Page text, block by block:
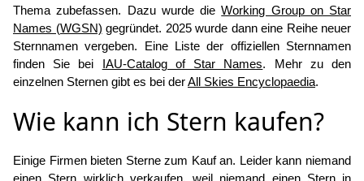
Thema zubefassen. Dazu wurde dieWorking Group on Star
Names (WGSN) gegründet. 2025 wurde dann eine Reihe neuer
Sternnamen vergeben. Eine Liste der offiziellen Sternnamen
finden Sie bei IAU-Catalog of Star Names. Mehr zu den
einzelnen Sternen gibt es bei derAll Skies Encyclopaedia.
Wie kann ich Stern kaufen?
Einige Firmen bieten Sterne zum Kauf an. Leider kann niemand
einen Stern wirklich verkaufen, weil niemand einen Stern in